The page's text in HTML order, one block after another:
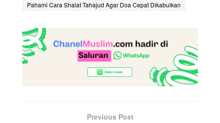
Pahami Cara Shalat Tahajud Agar Doa Cepat Dikabulkan
Previous Post